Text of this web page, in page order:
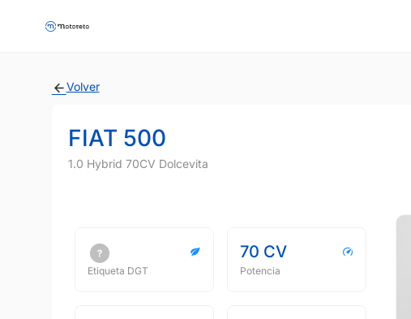
Volver
FIAT 500
1.0 Hybrid 70CV Dolcevita
Etiqueta DGT
70 CV
Potencia